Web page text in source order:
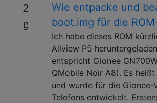
2
Wie entpacke und
boot.img für die
Ich habe dieses ROM
Allview P5
entspricht Gionee
QMobile Noir A8). Es heißt
und wurde für die Gionee-
Telefons entwickelt.